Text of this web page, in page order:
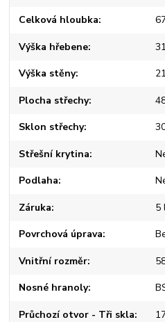
Celková hloubka
Výška hřebene
Výška stěny
Plocha střechy
Sklon střechy
Střešní krytina
Podlaha
Záruka 5
Povrchová úprava
Vnitřní rozměr
Nosné hranoly
Průchozí otvor - Tři skla